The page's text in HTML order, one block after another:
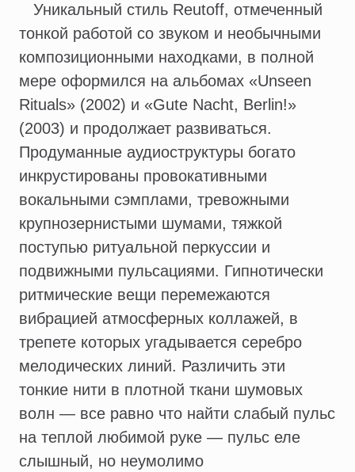
Уникальный стиль Reutoff, отмеченный
тонкой работой со звуком и необычными
композиционными находками, в полной
мере оформился на альбомах «Unseen
Rituals» (2002) и «Gute Nacht, Berlin!»
(2003) и продолжает развиваться.
Продуманные аудиоструктуры богато
инкрустированы провокативными
вокальными сэмплами, тревожными
крупнозернистыми шумами, тяжкой
поступью ритуальной перкуссии и
подвижными пульсациями. Гипнотически
ритмические вещи перемежаются
вибрацией атмосферных коллажей, в
трепете которых угадывается серебро
мелодических линий. Различить эти
тонкие нити в плотной ткани шумовых
волн — все равно что найти слабый пульс
на теплой любимой руке — пульс еле
слышный, но неумолимо